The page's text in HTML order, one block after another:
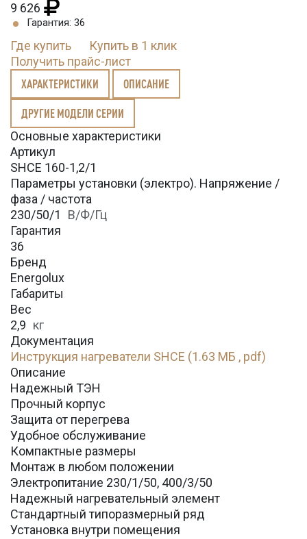
9 626
Гарантия: 36
Где купить
Купить в 1 клик
Получить прайс-лист
ХАРАКТЕРИСТИКИ ОПИСАНИЕ
ДРУГИЕ МОДЕЛИ СЕРИИ
Основные характеристики
Артикул
SHCE 160-1,2/1
Параметры установки (электро). Напряжение /
фаза / частота
230/50/1
В/Ф/Гц
Гарантия
36
Бренд
Energolux
Габариты
Вес
2,9 кг
Документация
Инструкция нагреватели SHCE (1.63 МБ , pdf)
Описание
Надежный ТЭН
Прочный корпус
Защита от перегрева
Удобное обслуживание
Компактные размеры
Монтаж в любом положении
Электропитание 230/1/50, 400/3/50
Надежный нагревательный элемент
Стандартный типоразмерный ряд
Установка внутри помещения